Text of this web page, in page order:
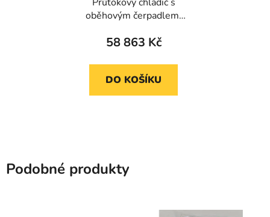
oběhovým čerpadlem,
58 863 Kč
DO KOŠÍKU
Podobné produkty